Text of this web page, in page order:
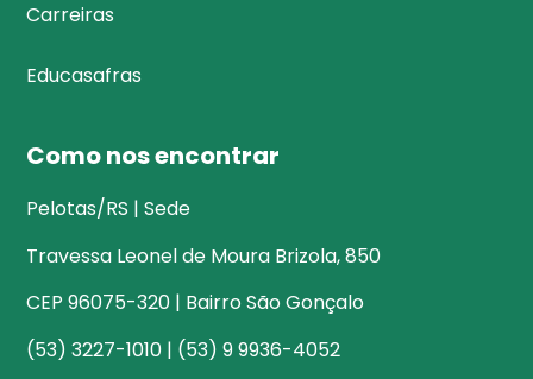
Carreiras
Educasafras
Como nos encontrar
Pelotas/RS | Sede
Travessa Leonel de Moura Brizola, 850
CEP 96075-320 | Bairro São Gonçalo
(53) 3227-1010 | (53) 9 9936-4052